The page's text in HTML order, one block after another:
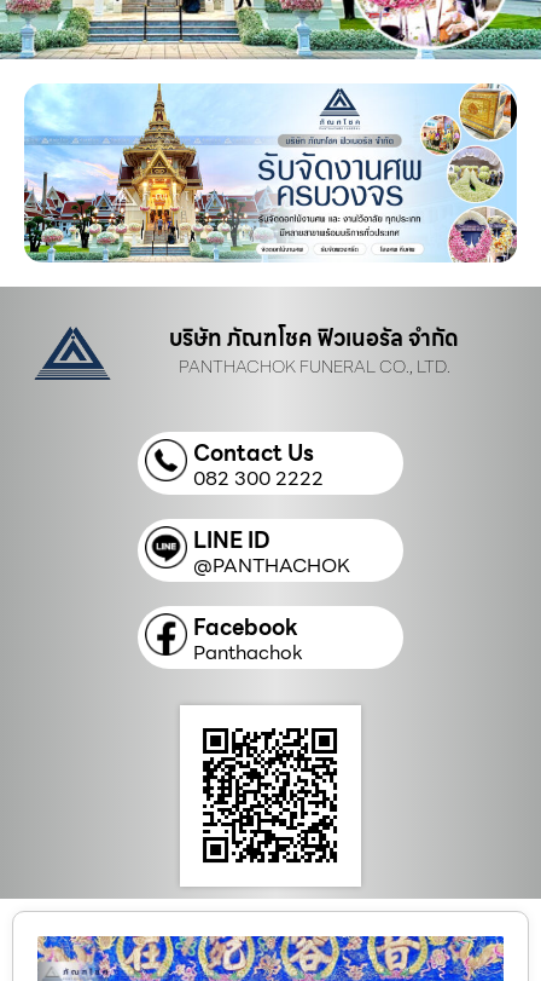
บริษัท ภัณฑโชค ฟิวเนอรัล จำกัด
PANTHACHOK FUNERAL CO., LTD.
Contact Us
082 300 2222
LINE ID
@PANTHACHOK
Facebook
Panthachok